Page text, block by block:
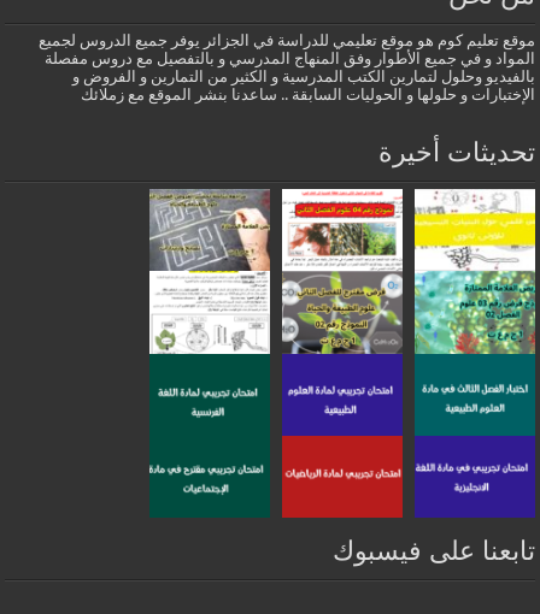
موقع تعليم كوم هو موقع تعليمي للدراسة في الجزائر يوفر جميع الدروس لجميع
المواد و في جميع الأطوار وفق المنهاج المدرسي و بالتفصيل مع دروس مفصلة
بالفيديو وحلول لتمارين الكتب المدرسية و الكثير من التمارين و الفروض و
الإختبارات و حلولها و الحوليات السابقة .. ساعدنا بنشر الموقع مع زملائك
تحديثات أخيرة
تابعنا على فيسبوك